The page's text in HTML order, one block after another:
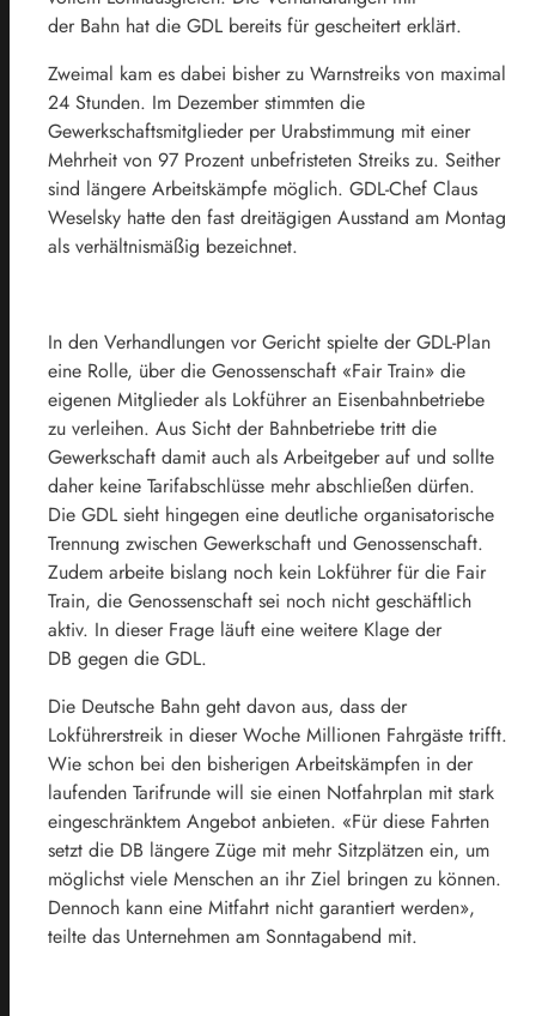
der Bahn hat die GDL bereits für gescheitert erklärt.
Zweimal kam es dabei bisher zu Warnstreiks von maximal
24 Stunden. Im Dezember stimmten die
Gewerkschaftsmitglieder per Urabstimmung mit einer
Mehrheit von 97 Prozent unbefristeten Streiks zu. Seither
sind längere Arbeitskämpfe möglich. GDL-Chef Claus
Weselsky hatte den fast dreitägigen Ausstand am Montag
als verhältnismäßig bezeichnet.
In den Verhandlungen vor Gericht spielte der GDL-Plan
eine Rolle, über die Genossenschaft «Fair Train» die
eigenen Mitglieder als Lokführer an Eisenbahnbetriebe
zu verleihen. Aus Sicht der Bahnbetriebe tritt die
Gewerkschaft damit auch als Arbeitgeber auf und sollte
daher keine Tarifabschlüsse mehr abschließen dürfen.
Die GDL sieht hingegen eine deutliche organisatorische
Trennung zwischen Gewerkschaft und Genossenschaft.
Zudem arbeite bislang noch kein Lokführer für die Fair
Train, die Genossenschaft sei noch nicht geschäftlich
aktiv. In dieser Frage läuft eine weitere Klage der
DB gegen die GDL.
Die Deutsche Bahn geht davon aus, dass der
Lokführerstreik in dieser Woche Millionen Fahrgäste trifft.
Wie schon bei den bisherigen Arbeitskämpfen in der
laufenden Tarifrunde will sie einen Notfahrplan mit stark
eingeschränktem Angebot anbieten. «Für diese Fahrten
setzt die DB längere Züge mit mehr Sitzplätzen ein, um
möglichst viele Menschen an ihr Ziel bringen zu können.
Dennoch kann eine Mitfahrt nicht garantiert werden»,
teilte das Unternehmen am Sonntagabend mit.